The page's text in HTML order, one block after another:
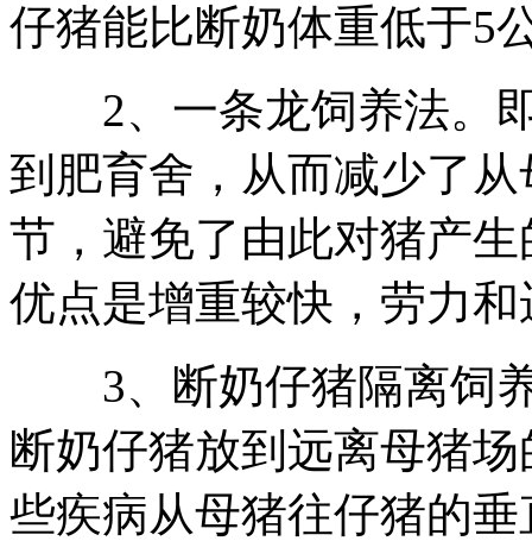
仔猪能比断奶体重低于5
2、一条龙饲养法。即
到肥育舍，从而减少了
节，避免了由此对猪产
优点是增重较快，劳力
3、断奶仔猪隔离饲
断奶仔猪放到远离母猪
些疾病从母猪往仔猪的